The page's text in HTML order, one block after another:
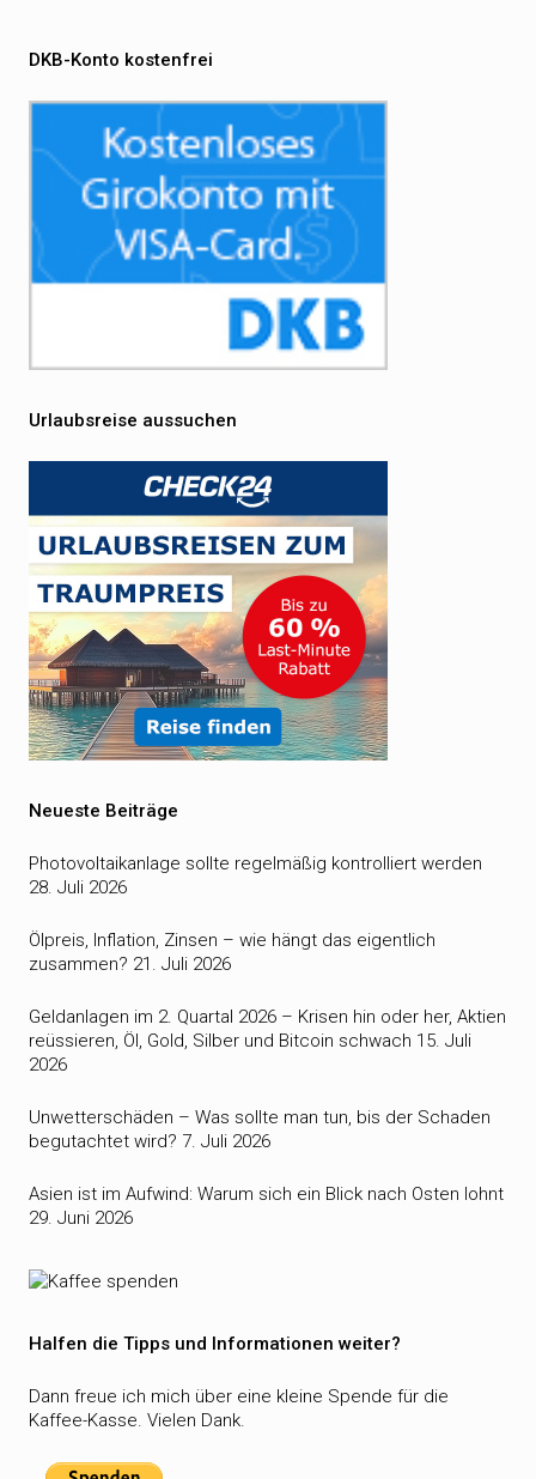
DKB-Konto kostenfrei
Urlaubsreise aussuchen
Neueste Beiträge
Photovoltaikanlage sollte regelmäßig kontrolliert werden
28. Juli 2026
Ölpreis, Inflation, Zinsen – wie hängt das eigentlich
zusammen? 21. Juli 2026
Geldanlagen im 2. Quartal 2026 – Krisen hin oder her, Aktien
reüssieren, Öl, Gold, Silber und Bitcoin schwach 15. Juli
2026
Unwetterschäden – Was sollte man tun, bis der Schaden
begutachtet wird? 7. Juli 2026
Asien ist im Aufwind: Warum sich ein Blick nach Osten lohnt
29. Juni 2026
Halfen die Tipps und Informationen weiter?
Dann freue ich mich über eine kleine Spende für die
Kaffee-Kasse. Vielen Dank.